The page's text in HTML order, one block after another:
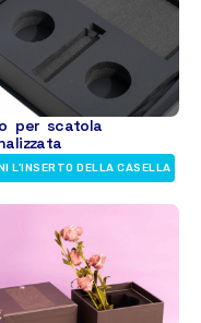
per scatola
L'INSERTO DELLA CASELLA